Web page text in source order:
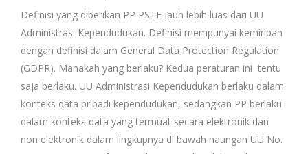
Definisi yang diberikan PP PSTE jauh lebih luas dari UU
Administrasi Kependudukan. Definisi mempunyai kemiripan
dengan definisi dalam General Data Protection Regulation
(GDPR). Manakah yang berlaku? Kedua peraturan ini tentu
saja berlaku. UU Administrasi Kependudukan berlaku dalam
konteks data pribadi kependudukan, sedangkan PP berlaku
dalam konteks data yang termuat secara elektronik dan
non elektronik dalam lingkupnya di bawah naungan UU No.